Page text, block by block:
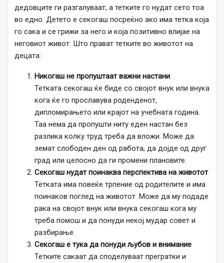
дедовците ги разгалуваат, а тетките го нудат сето тоа
во едно. Детето е секогаш посреќно ако има тетка која
го сака и се грижи за него и која позитивно влијае на
неговиот живот. Што прават тетките во животот на
децата:
Никогаш не пропуштаат важни настани
Тетката секогаш ќе биде со својот внук или внука
кога ќе го прославува роденденот,
дипломирањето или крајот на учебната година.
Таа нема да пропушти ниту еден настан без
разлика колку труд треба да вложи. Може да
земат слободен ден од работа, да дојде од друг
град или целосно да ги промени плановите.
Секогаш нудат поинаква перспектива на животот
Тетката има повеќе трпение од родителите и има
поинаков поглед на животот. Може да му подаде
рака на својот внук или внука секогаш кога му
треба помош и да понуди некој мудар совет и
разбирање.
Секогаш е тука да понуди љубов и внимание
Тетките сакаат да споделуваат прегратки и